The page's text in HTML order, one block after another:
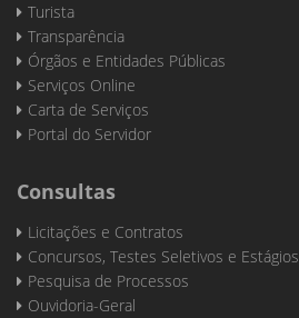
Turista
Transparência
Órgãos e Entidades Públicas
Serviços Online
Carta de Serviços
Portal do Servidor
Consultas
Licitações e Contratos
Concursos, Testes Seletivos e Estágios
Pesquisa de Processos
Ouvidoria-Geral